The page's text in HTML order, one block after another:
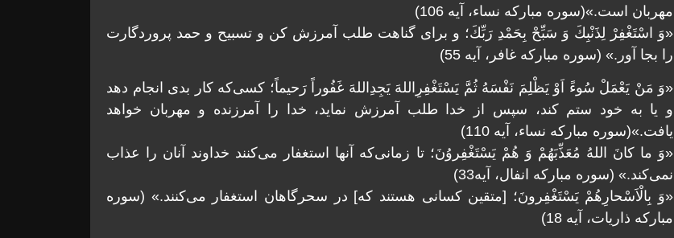
مهربان است.»(سوره مبارکه نساء، آيه 106)
«وَ اسْتَغْفِرْ لِذَنْبِكَ وَ سَبِّحْ بِحَمْدِ رَبِّكَ؛ و برای گناهت طلب آمرزش كن و تسبيح و حمد پروردگارت
را بجا آور.» (سوره مبارکه غافر، آيه 55)
«وَ مَنْ يَعْمَلْ سُوءً اَوْ يَظْلِمَ نَفْسَهُ ثُمَّ يَسْتَغْفِرِاللهَ يَجِدِاللهَ غَفُوراً رَحيماً؛ كسی‌كه كار بدی انجام دهد
و يا به خود ستم كند، سپس از خدا طلب آمرزش نمايد، خدا را آمرزنده و مهربان خواهد
يافت.»(سوره مبارکه نساء، آيه 110)
«وَ ما كانَ اللهُ مُعَذِّبَهُمْ وَ هُمْ يَسْتَغْفِروُنَ؛ تا زمانی‌كه آنها استغفار می‌كنند خداوند آنان را عذاب
نمی‌كند.» (سوره مبارکه انفال، آيه33)
«وَ بِالْاَسْحارِهُمْ يَسْتَغْفِرونَ؛ [متقين كسانی هستند كه] در سحرگاهان استغفار می‌كنند.» (سوره
مبارکه ذاريات، آيه 18)